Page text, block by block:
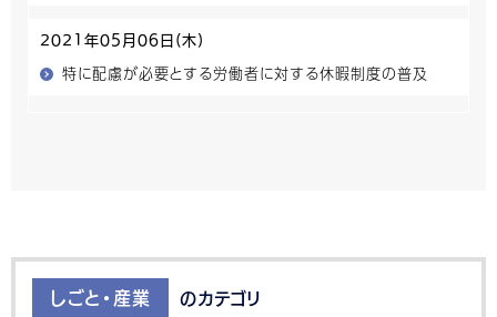
2021年05月06日(木)
特に配慮が必要とする労働者に対する休暇制度の普及
しごと・産業 のカテゴリ